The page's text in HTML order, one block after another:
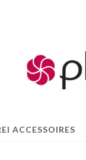
ACCESSOIRES